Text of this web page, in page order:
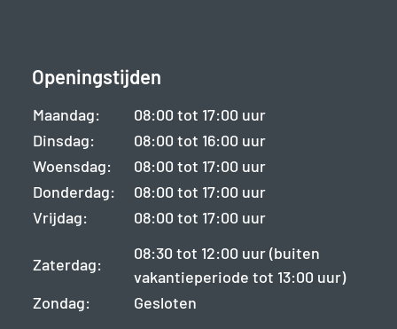
Openingstijden
Maandag:
08:00 tot 17:00 uur
Dinsdag:
08:00 tot 16:00 uur
Woensdag:
08:00 tot 17:00 uur
Donderdag:
08:00 tot 17:00 uur
Vrijdag:
08:00 tot 17:00 uur
Zaterdag:
08:30 tot 12:00 uur (buiten
vakantieperiode tot 13:00 uur)
Zondag:
Gesloten